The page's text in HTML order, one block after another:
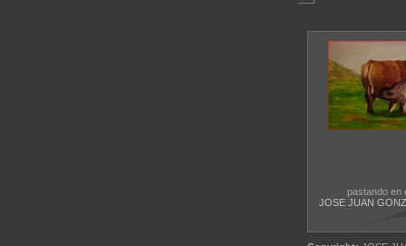
pastando en
JOSE JUAN